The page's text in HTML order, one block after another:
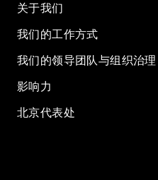
关于我们
我们的工作方式
我们的领导团队与组织治理
影响力
北京代表处